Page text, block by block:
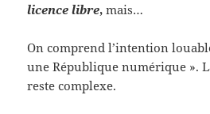
licence libre, mais…
On comprend l’intention
une République numérique ».
reste complexe.